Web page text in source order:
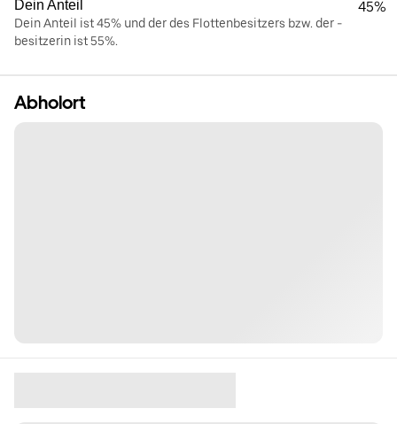
Dein Anteil
Dein Anteil ist 45% und der des Flottenbesitzers bzw. der -
besitzerin ist 55%.
45%
Abholort